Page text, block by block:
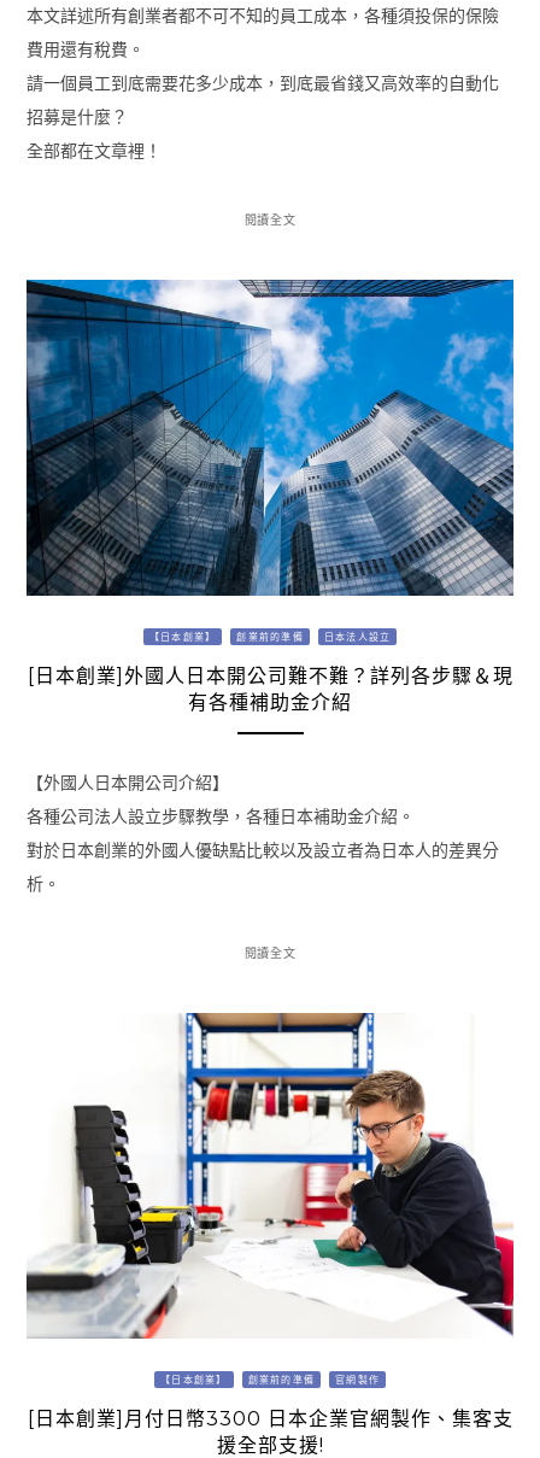
本文詳述所有創業者都不可不知的員工成本，各種須投保的保險
費用還有稅費。
請一個員工到底需要花多少成本，到底最省錢又高效率的自動化
招募是什麼？
全部都在文章裡！
閱讀全文
【日本創業】 創業前的準備 日本法人設立
[日本創業]外國人日本開公司難不難？詳列各步驟＆現
有各種補助金介紹
【外國人日本開公司介紹】
各種公司法人設立步驟教學，各種日本補助金介紹。
對於日本創業的外國人優缺點比較以及設立者為日本人的差異分
析。
閱讀全文
【日本創業】 創業前的準備 官網製作
[日本創業]月付日幣3300 日本企業官網製作、集客支
援全部支援!